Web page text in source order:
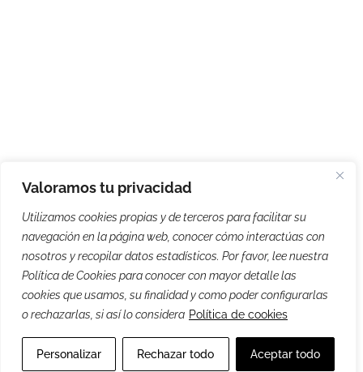
Valoramos tu privacidad
Utilizamos cookies propias y de terceros para facilitar su
navegación en la página web, conocer cómo interactúas con
nosotros y recopilar datos estadísticos. Por favor, lee nuestra
Política de Cookies para conocer con mayor detalle las
cookies que usamos, su finalidad y como poder configurarlas
o rechazarlas, si así lo considera Política de cookies
Personalizar Rechazar todo Aceptar todo